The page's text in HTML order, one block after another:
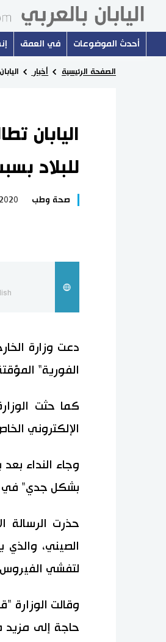
أحدث الموضوعات في العمق
الصفحة الرئيسية أخبار
اليابان
للبلاد
صحة وطب
دعت وزارة
الفورية"
كما حثت
الإلكتروني
وجاء النداء
بشكل جدي" في
حذرت الرسالة
الصيني، والذي
لتفشي
وقالت
حاجة إلى مزيد